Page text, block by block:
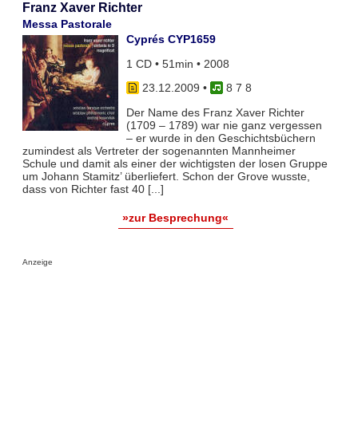
Franz Xaver Richter
Messa Pastorale
Cyprés CYP1659
1 CD • 51min • 2008
23.12.2009 •
8 7 8
Der Name des Franz Xaver Richter
(1709 – 1789) war nie ganz vergessen
– er wurde in den Geschichtsbüchern
zumindest als Vertreter der sogenannten Mannheimer
Schule und damit als einer der wichtigsten der losen Gruppe
um Johann Stamitz’ überliefert. Schon der Grove wusste,
dass von Richter fast 40 [...]
»zur Besprechung«
Anzeige